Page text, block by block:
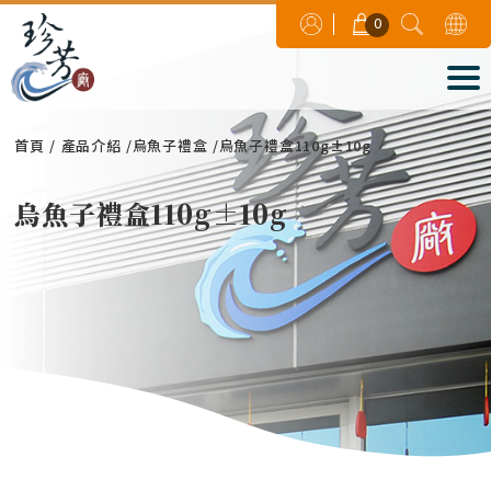
0
首頁 產品介紹 烏魚子禮盒 烏魚子禮盒110g±10g
烏魚子禮盒110g±10g